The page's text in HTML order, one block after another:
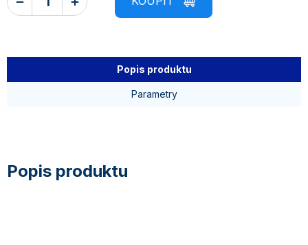
Popis produktu
Parametry